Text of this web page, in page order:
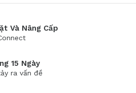
Và Nâng Cấp
15 Ngày
ra vấn đề